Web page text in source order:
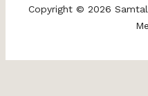
Copyright © 2026